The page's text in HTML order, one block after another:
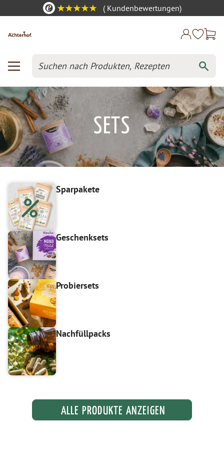
(Kundenbewertungen)
SETS
Sparpakete
Geschenksets
Probiersets
Nachfüllpacks
ALLE PRODUKTE ANZEIGEN